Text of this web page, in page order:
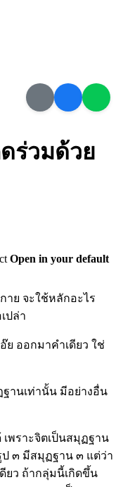
ร่วมด้วย
Open in your default
าย จะใช้หลักอะไร
ปล่า
ย ออกมาคำเดียว ใช่
ฐานเท่านั้น มีอย่างอื่น
เพราะจิตเป็นสมุฏฐาน
ป ๓ มีสมุฏฐาน ๓ แต่ว่า
ยว ถ้ากลุ่มนี้เกิดขึ้น